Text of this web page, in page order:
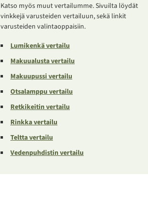
Katso myös muut vertailumme. Sivuilta löydät
vinkkejä varusteiden vertailuun, sekä linkit
varusteiden valintaoppaisiin.
Lumikenkä vertailu
Makuualusta vertailu
Makuupussi vertailu
Otsalamppu vertailu
Retkikeitin vertailu
Rinkka vertailu
Teltta vertailu
Vedenpuhdistin vertailu